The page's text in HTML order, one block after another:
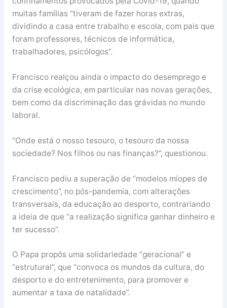
muitas famílias “tiveram de fazer horas extras,
dividindo a casa entre trabalho e escola, com pais que
foram professores, técnicos de informática,
trabalhadores, psicólogos”.
Francisco realçou ainda o impacto do desemprego e
da crise ecológica, em particular nas novas gerações,
bem como da discriminação das grávidas no mundo
laboral.
“Onde está o nosso tesouro, o tesouro da nossa
sociedade? Nos filhos ou nas finanças?”, questionou.
Francisco pediu a superação de “modelos míopes de
crescimento”, no pós-pandemia, com alterações
transversais, da educação ao desporto, contrariando
a ideia de que “a realização significa ganhar dinheiro e
ter sucesso”.
O Papa propôs uma solidariedade “geracional” e
“estrutural”, que “convoca os mundos da cultura, do
desporto e do entretenimento, para promover e
aumentar a taxa de natalidade”.